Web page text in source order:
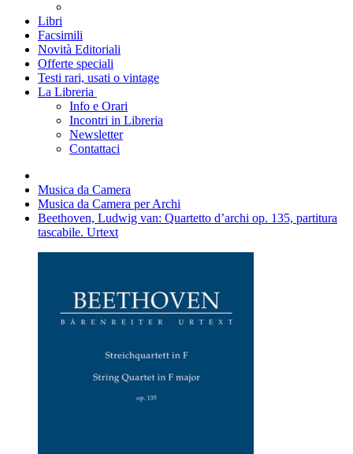
Libri
Facsimili
Novità Editoriali
Offerte speciali
Testi rari, usati o vintage
La Libreria
Info e Orari
Incontri in Libreria
Newsletter
Contattaci
Musica da Camera
Musica da Camera per Archi
Beethoven, Ludwig van: Quartetto d’archi op. 135, partitura
tascabile. Urtext